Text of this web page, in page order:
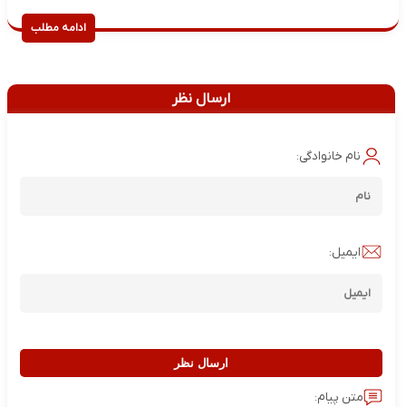
ادامه مطلب
ارسال نظر
نام خانوادگی:
ایمیل:
ارسال نظر
متن پیام: